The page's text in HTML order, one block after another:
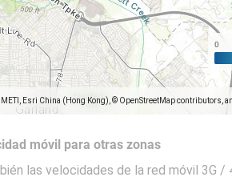
Esri China (Hong Kong), © OpenStreetMap contributors,
móvil para otras zonas
las velocidades de la red móvil 3G /